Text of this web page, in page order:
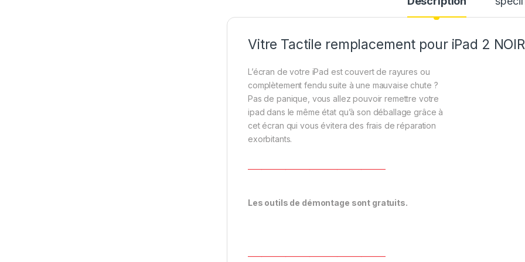
Vitre Tactile remplacement pour iPad 2 NOIR
L’écran de votre iPad est couvert de rayures ou
complètement fendu suite à une mauvaise chute ?
Pas de panique, vous allez pouvoir remettre votre
ipad dans le même état qu’à son déballage grâce à
cet écran qui vous évitera des frais de réparation
exorbitants.
Les outils de démontage sont gratuits.